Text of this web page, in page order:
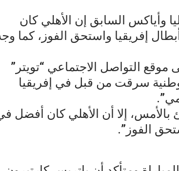
وأياكس السابق إن الأهلي كان
إفريقيا واستحق الفوز، كما
التواصل الاجتماعي “تويتر”
الوطنية سرقت من قبل في إفريقيا
إلا أن الأهلي كان أفضل
الفوز”.